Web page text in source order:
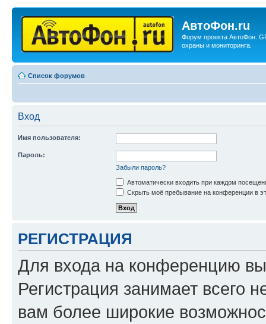
АвтоФон.ru
Форум проекта АвтоФон.
охраны и мониторинга.
Список форумов
Вход
Имя пользователя:
Пароль:
Забыли пароль?
Автоматически входить при каждом
Скрыть моё пребывание на конференции в
РЕГИСТРАЦИЯ
Для входа на конференцию
Регистрация занимает всего
вам более широкие